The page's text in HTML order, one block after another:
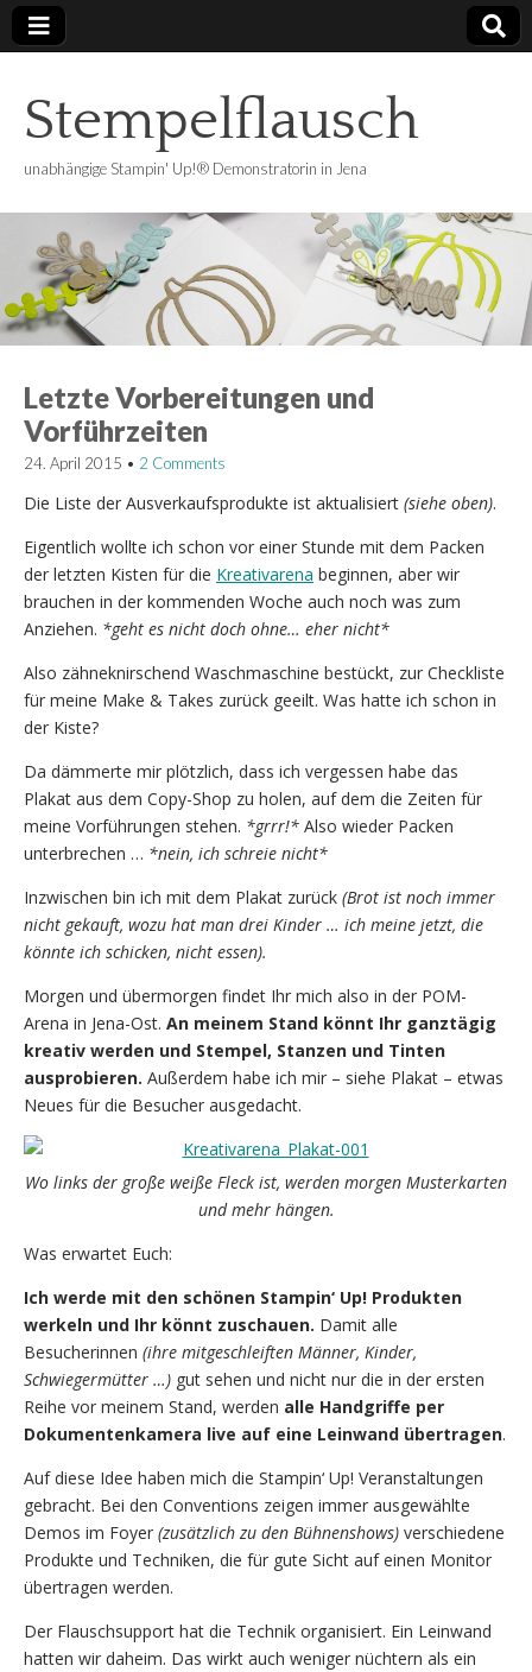
Stempelflausch
unabhängige Stampin' Up!® Demonstratorin in Jena
Letzte Vorbereitungen und
Vorführzeiten
24. April 2015 • 2 Comments
Die Liste der Ausverkaufsprodukte ist aktualisiert (siehe oben).
Eigentlich wollte ich schon vor einer Stunde mit dem Packen
der letzten Kisten für die Kreativarena beginnen, aber wir
brauchen in der kommenden Woche auch noch was zum
Anziehen. *geht es nicht doch ohne… eher nicht*
Also zähneknirschend Waschmaschine bestückt, zur Checkliste
für meine Make & Takes zurück geeilt. Was hatte ich schon in
der Kiste?
Da dämmerte mir plötzlich, dass ich vergessen habe das
Plakat aus dem Copy-Shop zu holen, auf dem die Zeiten für
meine Vorführungen stehen. *grrr!* Also wieder Packen
unterbrechen … *nein, ich schreie nicht*
Inzwischen bin ich mit dem Plakat zurück (Brot ist noch immer
nicht gekauft, wozu hat man drei Kinder … ich meine jetzt, die
könnte ich schicken, nicht essen).
Morgen und übermorgen findet Ihr mich also in der POM-
Arena in Jena-Ost. An meinem Stand könnt Ihr ganztägig
kreativ werden und Stempel, Stanzen und Tinten
ausprobieren. Außerdem habe ich mir – siehe Plakat – etwas
Neues für die Besucher ausgedacht.
Wo links der große weiße Fleck ist, werden morgen Musterkarten
und mehr hängen.
Was erwartet Euch:
Ich werde mit den schönen Stampin‘ Up! Produkten
werkeln und Ihr könnt zuschauen. Damit alle
Besucherinnen (ihre mitgeschleiften Männer, Kinder,
Schwiegermütter …) gut sehen und nicht nur die in der ersten
Reihe vor meinem Stand, werden alle Handgriffe per
Dokumentenkamera live auf eine Leinwand übertragen.
Auf diese Idee haben mich die Stampin‘ Up! Veranstaltungen
gebracht. Bei den Conventions zeigen immer ausgewählte
Demos im Foyer (zusätzlich zu den Bühnenshows) verschiedene
Produkte und Techniken, die für gute Sicht auf einen Monitor
übertragen werden.
Der Flauschsupport hat die Technik organisiert. Ein Leinwand
hatten wir daheim. Das wirkt auch weniger nüchtern als ein